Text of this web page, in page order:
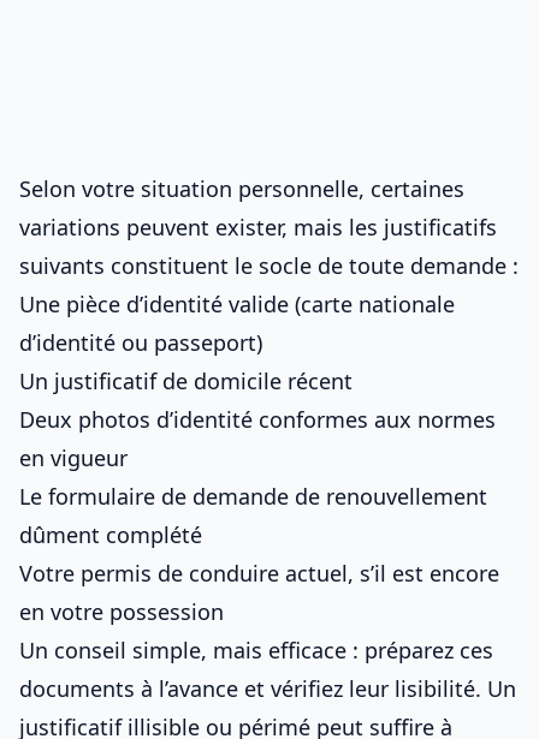
Selon votre situation personnelle, certaines
variations peuvent exister, mais les justificatifs
suivants constituent le socle de toute demande :
Une pièce d’identité valide (carte nationale
d’identité ou passeport)
Un justificatif de domicile récent
Deux photos d’identité conformes aux normes
en vigueur
Le formulaire de demande de renouvellement
dûment complété
Votre permis de conduire actuel, s’il est encore
en votre possession
Un conseil simple, mais efficace : préparez ces
documents à l’avance et vérifiez leur lisibilité. Un
justificatif illisible ou périmé peut suffire à